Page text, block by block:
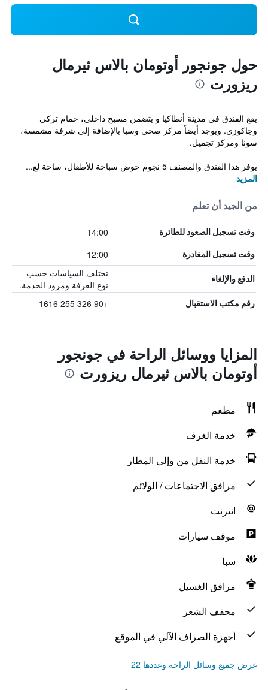
حول جونجور أوتومان بالاس ثيرمال
ريزورت
يقع الفندق في مدينة أنطاكيا و يتضمن مسبح داخلي، حمام تركي
وجاكوزي. ويوجد أيضاً مركز صحي وسبا بالإضافة إلى شرفة مشمسة،
سونا ومركز تجميل.
يوفر هذا الفندق والمصنف 5 نجوم حوض سباحة للأطفال، ساحة لع...
المزيد
من الجيد أن تعلم
وقت تسجيل الصعود للطائرة 14:00
وقت تسجيل المغادرة 12:00
الدفع والإلغاء
تختلف السياسات حسب
نوع الغرفة ومزود الخدمة.
رقم مكتب الاستقبال +90 326 255 1616
المزايا ووسائل الراحة في جونجور
أوتومان بالاس ثيرمال ريزورت
مطعم
خدمة الغرف
خدمة النقل من وإلى المطار
مرافق الاجتماعات / الولائم
انترنت
موقف سيارات
سبا
مرافق الغسيل
مجفف الشعر
أجهزة الصراف الآلي في الموقع
عرض جميع وسائل الراحة وعددها 22